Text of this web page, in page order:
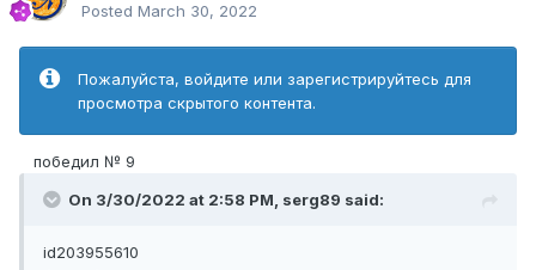
Posted March 30, 2022
Пожалуйста, войдите или зарегистрируйтесь для
просмотра скрытого контента.
победил № 9
On 3/30/2022 at 2:58 PM, serg89 said:
id203955610